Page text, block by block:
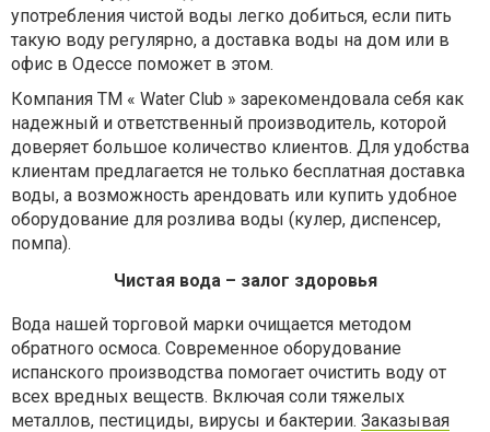
употребления чистой воды легко добиться, если пить
такую воду регулярно, а доставка воды на дом или в
офис в Одессе поможет в этом.
Компания ТМ « Water Club » зарекомендовала себя как
надежный и ответственный производитель, которой
доверяет большое количество клиентов. Для удобства
клиентам предлагается не только бесплатная доставка
воды, а возможность арендовать или купить удобное
оборудование для розлива воды (кулер, диспенсер,
помпа).
Чистая вода – залог здоровья
Вода нашей торговой марки очищается методом
обратного осмоса. Современное оборудование
испанского производства помогает очистить воду от
всех вредных веществ. Включая соли тяжелых
металлов, пестициды, вирусы и бактерии. Заказывая